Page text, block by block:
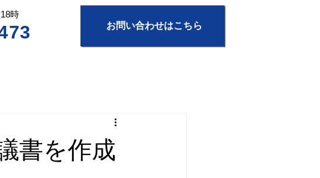
時
お問い合わせはこちら
書を作成